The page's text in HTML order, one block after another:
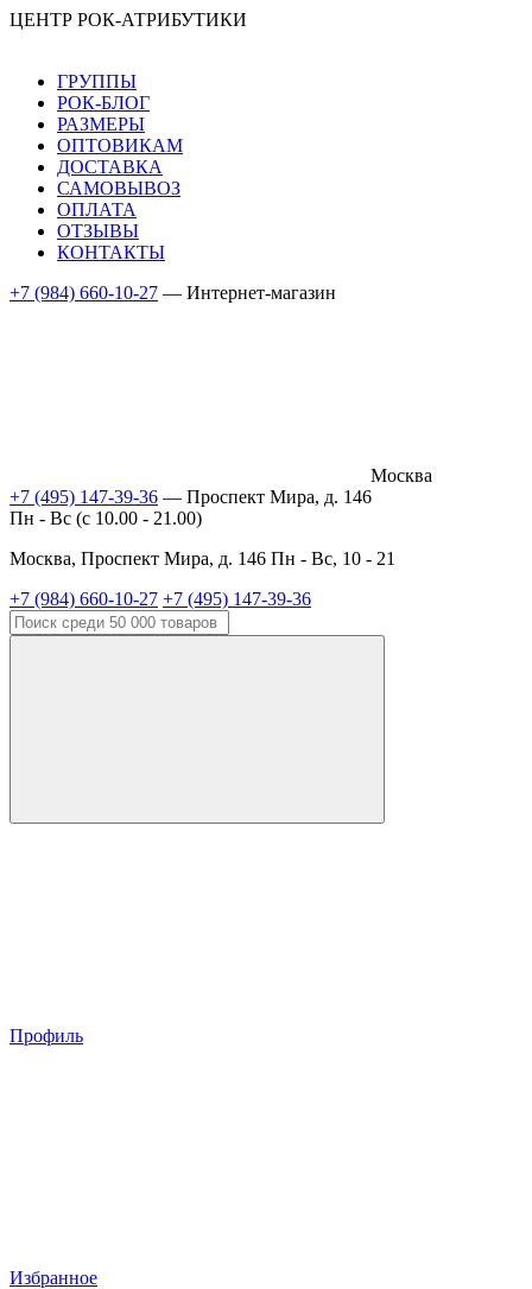
ЦЕНТР РОК-АТРИБУТИКИ
ГРУППЫ
РОК-БЛОГ
РАЗМЕРЫ
ОПТОВИКАМ
ДОСТАВКА
САМОВЫВОЗ
ОПЛАТА
ОТЗЫВЫ
КОНТАКТЫ
+7 (984) 660-10-27 — Интернет-магазин
Москва
+7 (495) 147-39-36 — Проспект Мира, д. 146
Пн - Вс (c 10.00 - 21.00)
Москва, Проспект Мира, д. 146 Пн - Вс, 10 - 21
+7 (984) 660-10-27 +7 (495) 147-39-36
Профиль
Избранное